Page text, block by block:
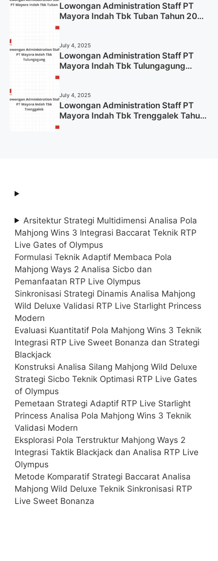
Lowongan Administration Staff PT
Mayora Indah Tbk Tuban Tahun 2025
July 4, 2025
Lowongan Administration Staff PT
Mayora Indah Tbk Tulungagung
July 4, 2025
Lowongan Administration Staff PT
Mayora Indah Tbk Trenggalek Tahun
Arsitektur Strategi Multidimensi Analisa Pola
Mahjong Wins 3 Integrasi Baccarat Teknik RTP
Live Gates of Olympus
Formulasi Teknik Adaptif Membaca Pola
Mahjong Ways 2 Analisa Sicbo dan
Pemanfaatan RTP Live Olympus
Sinkronisasi Strategi Dinamis Analisa Mahjong
Wild Deluxe Validasi RTP Live Starlight Princess
Modern
Evaluasi Kuantitatif Pola Mahjong Wins 3 Teknik
Integrasi RTP Live Sweet Bonanza dan Strategi
Blackjack
Konstruksi Analisa Silang Mahjong Wild Deluxe
Strategi Sicbo Teknik Optimasi RTP Live Gates
of Olympus
Pemetaan Strategi Adaptif RTP Live Starlight
Princess Analisa Pola Mahjong Wins 3 Teknik
Validasi Modern
Eksplorasi Pola Terstruktur Mahjong Ways 2
Integrasi Taktik Blackjack dan Analisa RTP Live
Olympus
Metode Komparatif Strategi Baccarat Analisa
Mahjong Wild Deluxe Teknik Sinkronisasi RTP
Live Sweet Bonanza